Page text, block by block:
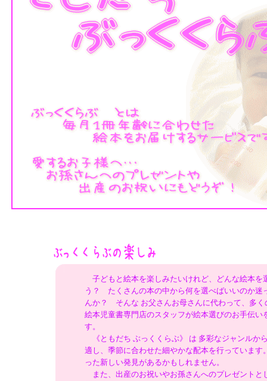
子どもと絵本を楽しみたいけれど、どんな絵本を
う？ たくさんの本の中から何を選べばいいのか迷
んか？ そんな お父さんお母さんに代わって、多く
絵本児童書専門店のスタッフが絵本選びのお手伝い
す。
《ともだち ぶっくくらぶ》 は 多彩なジャンルか
適し、季節に合わせた細やかな配本を行っています
った新しい発見があるかもしれません。
また、出産のお祝いやお孫さんへのプレゼントと